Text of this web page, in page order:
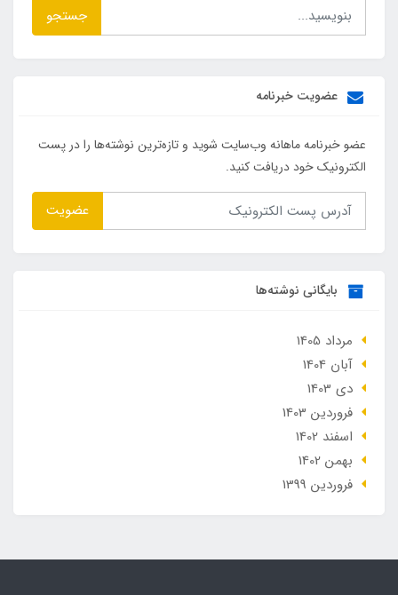
جستجو
عضویت خبرنامه
عضو خبرنامه ماهانه وب‌سایت شوید و تازه‌ترین نوشته‌ها را در پست
الکترونیک خود دریافت کنید.
عضویت
بایگانی نوشته‌ها
مرداد 1405
آبان 1404
دی 1403
فروردین 1403
اسفند 1402
بهمن 1402
فروردین 1399